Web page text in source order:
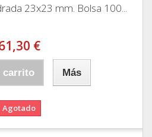
23x23 mm. Bolsa 100...
€
carrito Más
Agotado